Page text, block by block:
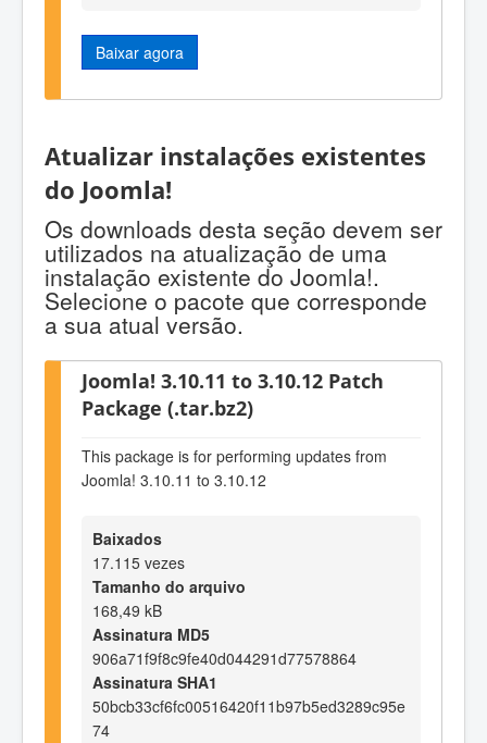
Baixar agora
Atualizar instalações existentes
do Joomla!
Os downloads desta seção devem ser
utilizados na atualização de uma
instalação existente do Joomla!.
Selecione o pacote que corresponde
a sua atual versão.
Joomla! 3.10.11 to 3.10.12 Patch
Package (.tar.bz2)
This package is for performing updates from
Joomla! 3.10.11 to 3.10.12
Baixados
17.115 vezes
Tamanho do arquivo
168,49 kB
Assinatura MD5
906a71f9f8c9fe40d044291d77578864
Assinatura SHA1
50bcb33cf6fc00516420f11b97b5ed3289c95e
74